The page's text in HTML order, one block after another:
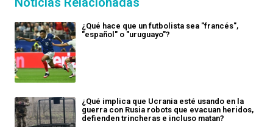
¿Qué hace que un futbolista sea "francés",
"español" o "uruguayo"?
¿Qué implica que Ucrania esté usando en la
guerra con Rusia robots que evacuan heridos,
defienden trincheras e incluso matan?